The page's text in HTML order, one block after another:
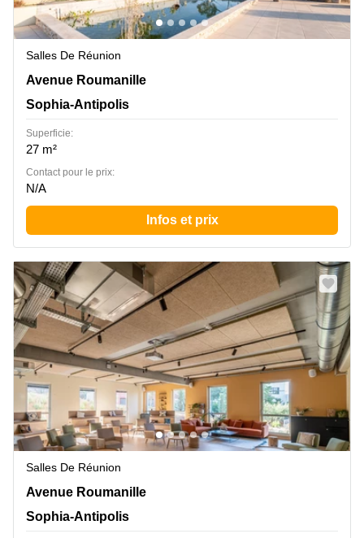
Salles De Réunion
Avenue Roumanille 965, Sophia-Antipolis
Avenue Roumanille
Sophia-Antipolis
Superficie:
27 m²
Contact pour le prix:
N/A
Infos et prix
Salles De Réunion
Avenue Roumanille 965, Sophia-Antipolis
Avenue Roumanille
Sophia-Antipolis